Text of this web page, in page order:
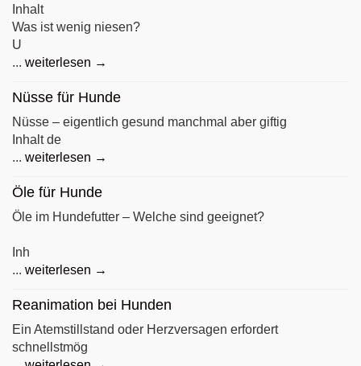
Inhalt
Was ist wenig niesen?
U
... weiterlesen →
Nüsse für Hunde
Nüsse – eigentlich gesund manchmal aber giftig
Inhalt de
... weiterlesen →
Öle für Hunde
Öle im Hundefutter – Welche sind geeignet?
Inh
... weiterlesen →
Reanimation bei Hunden
Ein Atemstillstand oder Herzversagen erfordert
schnellstmög